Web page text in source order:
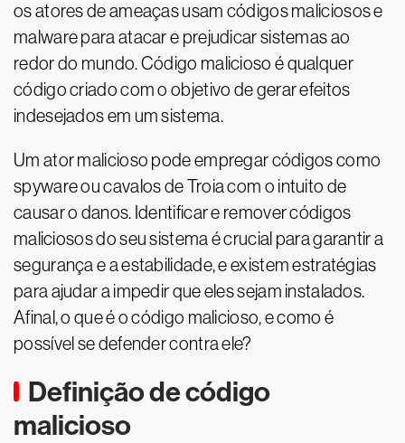
os atores de ameaças usam códigos maliciosos e
malware para atacar e prejudicar sistemas ao
redor do mundo. Código malicioso é qualquer
código criado com o objetivo de gerar efeitos
indesejados em um sistema.
Um ator malicioso pode empregar códigos como
spyware ou cavalos de Troia com o intuito de
causar o danos. Identificar e remover códigos
maliciosos do seu sistema é crucial para garantir a
segurança e a estabilidade, e existem estratégias
para ajudar a impedir que eles sejam instalados.
Afinal, o que é o código malicioso, e como é
possível se defender contra ele?
Definição de código
malicioso